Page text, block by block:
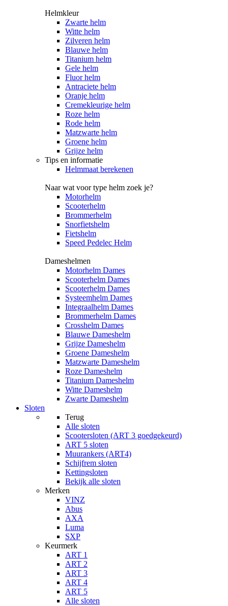
Helmkleur
Zwarte helm
Witte helm
Zilveren helm
Blauwe helm
Titanium helm
Gele helm
Fluor helm
Antraciete helm
Oranje helm
Cremekleurige helm
Roze helm
Rode helm
Matzwarte helm
Groene helm
Grijze helm
Tips en informatie
Helmmaat berekenen
Naar wat voor type helm zoek je?
Motorhelm
Scooterhelm
Brommerhelm
Snorfietshelm
Fietshelm
Speed Pedelec Helm
Dameshelmen
Motorhelm Dames
Scooterhelm Dames
Scooterhelm Dames
Systeemhelm Dames
Integraalhelm Dames
Brommerhelm Dames
Crosshelm Dames
Blauwe Dameshelm
Grijze Dameshelm
Groene Dameshelm
Matzwarte Dameshelm
Roze Dameshelm
Titanium Dameshelm
Witte Dameshelm
Zwarte Dameshelm
Sloten
Terug
Alle sloten
Scootersloten (ART 3 goedgekeurd)
ART 5 sloten
Muurankers (ART4)
Schijfrem sloten
Kettingsloten
Bekijk alle sloten
Merken
VINZ
Abus
AXA
Luma
SXP
Keurmerk
ART 1
ART 2
ART 3
ART 4
ART 5
Alle sloten